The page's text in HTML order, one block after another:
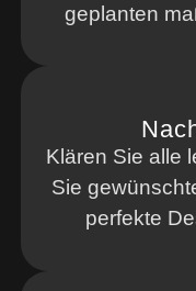
geplanten
Klären Sie alle
Sie
perfekte